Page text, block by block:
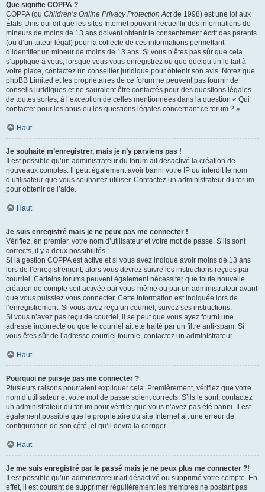
Que signifie COPPA ?
COPPA (ou Children’s Online Privacy Protection Actde 1998) est une loi aux
États-Unis qui dit que les sites Internet pouvant recueillir des informations de
mineurs de moins de 13 ans doivent obtenir le consentement écrit des parents
(ou d’un tuteur légal) pour la collecte de ces informations permettant
d’identifier un mineur de moins de 13 ans. Si vous n’êtes pas sûr que cela
s’applique à vous, lorsque vous vous enregistrez ou que quelqu’un le fait à
votre place, contactez un conseiller juridique pour obtenir son avis. Notez que
phpBB Limited et les propriétaires de ce forum ne peuvent pas fournir de
conseils juridiques et ne sauraient être contactés pour des questions légales
de toutes sortes, à l’exception de celles mentionnées dans la question « Qui
contacter pour les abus ou les questions légales concernant ce forum ? ».
Haut
Je souhaite m’enregistrer, mais je n’y parviens pas !
Il est possible qu’un administrateur du forum ait désactivé la création de
nouveaux comptes. Il peut également avoir banni votre IP ou interdit le nom
d’utilisateur que vous souhaitez utiliser. Contactez un administrateur du forum
pour obtenir de l’aide.
Haut
Je suis enregistré mais je ne peux pas me connecter !
Vérifiez, en premier, votre nom d’utilisateur et votre mot de passe. S’ils sont
corrects, il y a deux possibilités :
Si la gestion COPPA est active et si vous avez indiqué avoir moins de 13 ans
lors de l’enregistrement, alors vous devrez suivre les instructions reçues par
courriel. Certains forums peuvent également nécessiter que toute nouvelle
création de compte soit activée par vous-même ou par un administrateur avant
que vous puissiez vous connecter. Cette information est indiquée lors de
l’enregistrement. Si vous avez reçu un courriel, suivez ses instructions.
Si vous n’avez pas reçu de courriel, il se peut que vous ayez fourni une
adresse incorrecte ou que le courriel ait été traité par un filtre anti-spam. Si
vous êtes sûr de l’adresse courriel fournie, contactez un administrateur.
Haut
Pourquoi ne puis-je pas me connecter ?
Plusieurs raisons pourraient expliquer cela. Premièrement, vérifiez que votre
nom d’utilisateur et votre mot de passe soient corrects. S’ils le sont, contactez
un administrateur du forum pour vérifier que vous n’avez pas été banni. Il est
également possible que le propriétaire du site Internet ait une erreur de
configuration de son côté, et qu’il devra la corriger.
Haut
Je me suis enregistré par le passé mais je ne peux plus me connecter ?!
Il est possible qu’un administrateur ait désactivé ou supprimé votre compte. En
effet, il est courant de supprimer régulièrement les membres ne postant pas